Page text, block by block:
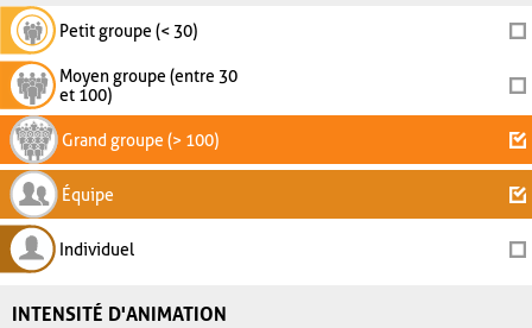
Petit groupe (< 30)
Moyen groupe (entre 30
et 100)
Grand groupe (> 100)
Équipe
Individuel
INTENSITÉ D'ANIMATION